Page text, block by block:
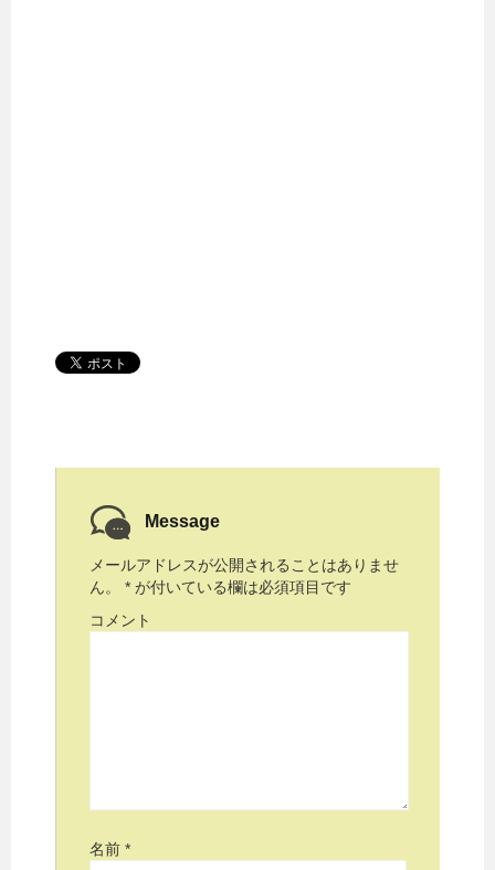
Message
メールアドレスが公開されることはありませ
ん。
* が付いている欄は必須項目です
コメント
名前 *